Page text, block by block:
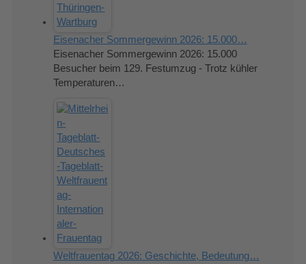
Eisenacher Sommergewinn 2026: 15.000…
Eisenacher Sommergewinn 2026: 15.000
Besucher beim 129. Festumzug - Trotz kühler
Temperaturen…
Weltfrauentag 2026: Geschichte, Bedeutung…